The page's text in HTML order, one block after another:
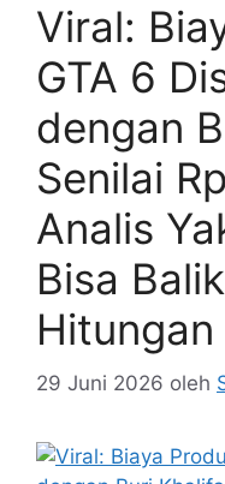
Viral:
GTA 6
dengan
Senilai
Analis
Bisa
Hitungan
29 Juni 2026 oleh